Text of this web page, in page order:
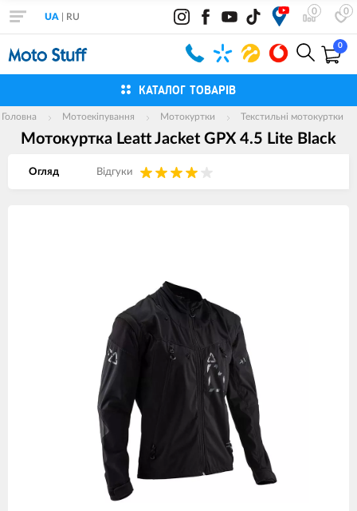
0 0
UA RU
0
КАТАЛОГ ТОВАРІВ
Головна Мотоекіпування Мотокуртки Текстильні мотокуртки
Мотокуртка Leatt Jacket GPX 4.5 Lite Black
Огляд Вiдгуки